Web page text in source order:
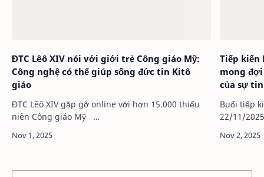
ĐTC Lêô XIV nói với giới trẻ Công giáo Mỹ:
Công nghệ có thể giúp sống đức tin Kitô
giáo
ĐTC Lêô XIV gặp gỡ online với hơn 15.000 thiếu
niên Công giáo Mỹ …
Tiếp kiến
mong
của sự
Buổi tiếp